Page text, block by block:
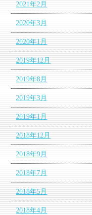
2021年2月
2020年3月
2020年1月
2019年12月
2019年8月
2019年3月
2019年1月
2018年12月
2018年9月
2018年7月
2018年5月
2018年4月